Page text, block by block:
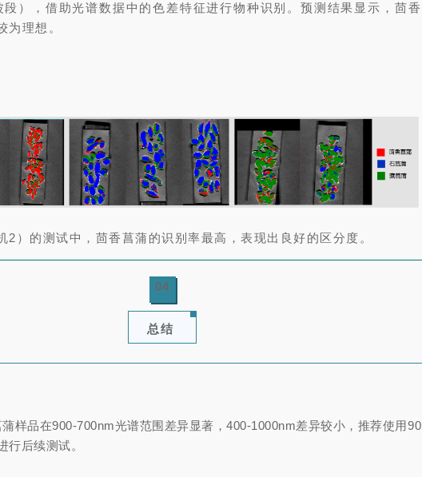
段），借助光谱数据中的色差特征进行物种识别。预测结果显示，茴香
为理想。
2）的测试中，茴香菖蒲的识别率最高，表现出良好的区分度。
04
总结
样品在900-700nm光谱范围差异显著，400-1000nm差异较小，推荐使用90
行后续测试。